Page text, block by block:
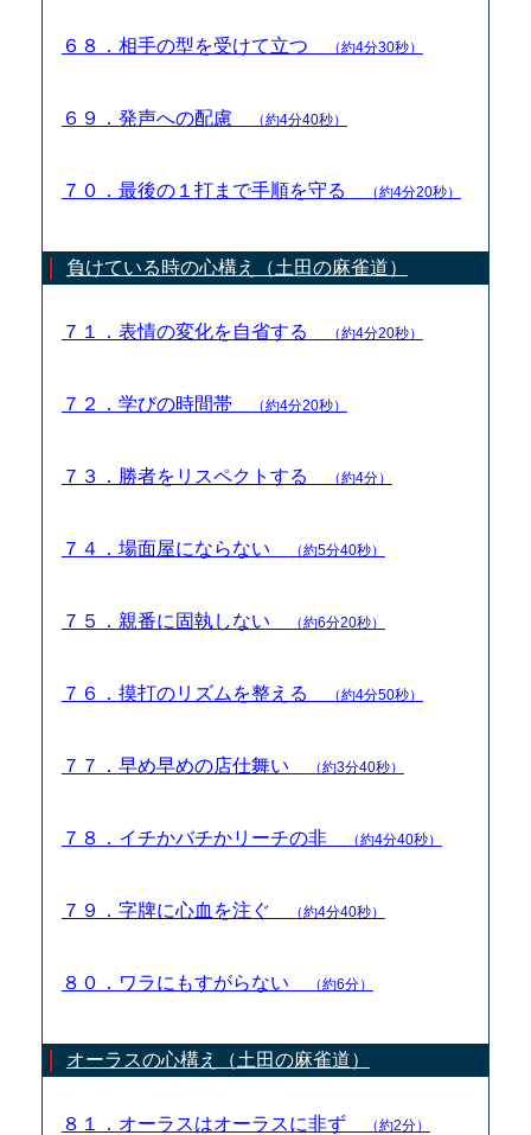
６８．相手の型を受けて立つ （約4分30秒）
６９．発声への配慮 （約4分40秒）
７０．最後の１打まで手順を守る （約4分20秒）
負けている時の心構え（土田の麻雀道）
７１．表情の変化を自省する （約4分20秒）
７２．学びの時間帯 （約4分20秒）
７３．勝者をリスペクトする （約4分）
７４．場面屋にならない （約5分40秒）
７５．親番に固執しない （約6分20秒）
７６．摸打のリズムを整える （約4分50秒）
７７．早め早めの店仕舞い （約3分40秒）
７８．イチかバチかリーチの非 （約4分40秒）
７９．字牌に心血を注ぐ （約4分40秒）
８０．ワラにもすがらない （約6分）
オーラスの心構え（土田の麻雀道）
８１．オーラスはオーラスに非ず （約2分）